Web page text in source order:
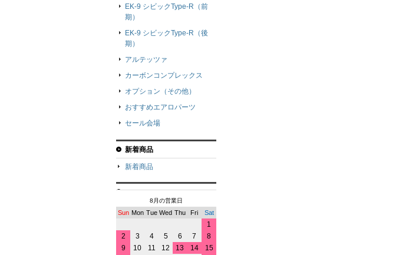
EK-9 シビックType-R（前
期）
EK-9 シビックType-R（後
期）
アルテッツァ
カーボンコンプレックス
オプション（その他）
おすすめエアロパーツ
セール会場
新着商品
新着商品
8月の営業日
Sun Mon Tue Wed Thu Fri Sat
1
2
3 4 5 6 7
8
9
10 11 12 13 14
15